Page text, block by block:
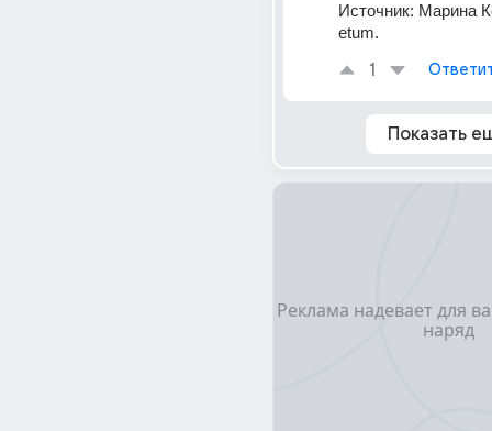
Источник: Марина
etum.
1
Показать